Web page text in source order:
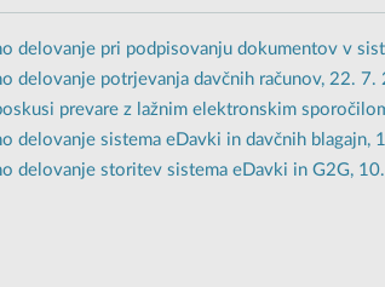
delovanje pri podpisovanju dokumentov v
delovanje potrjevanja davčnih računov, 22. 7.
prevare z lažnim elektronskim
delovanje sistema eDavki in davčnih blagajn,
delovanje storitev sistema eDavki in G2G,